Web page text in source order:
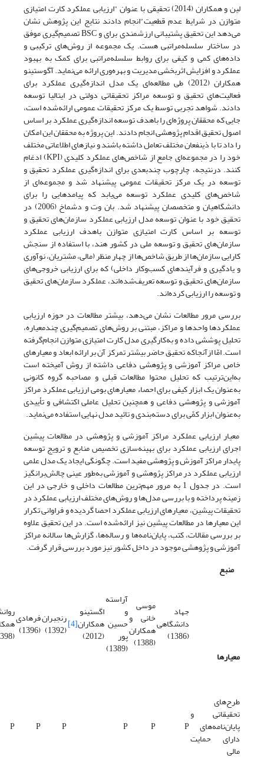
لین و همکاران (2014) تحقیقی با عنوان "ارزیابی عملکرد کارت امتیازی
متوازن در شرایط عدم قطعیت"انجام دادند نتایج این پژوهش نشان
می‌دهد این تحقیق پشتیبانی ارزشمندی برای و BSC تصمیم‌گیری موفق
در ساختار سلسله‌مراتبی هست. یک مجموعه از روش‌های ترکیبی و
داده‌های کمی و کیفی برای روابط سلسله‌مراتبی برای کمک به بهبود
عملکرد و افزایش اثربخشی مدیریت و بهره‌وری ارائه می‌نماید. آگوستینو
همکاران (2012) طی مطالعه‌ای یک مدل اندازه‌گیری عملکرد برای
فعالیت‌های تحقیق و توسعه مراکز تحقیقاتی دولتی در ایتالیا توسعه
دادند. شواهد تجربی توسط یک مرکز تحقیقات عمومی ارائه‌شده است،
جایی که محققان پروژه‌ای را باهدف توسعه اندازه‌گیری عملکرد بر اساس
اصول تحقیق اقدام پژوهشی انجام دادند. این پروژه به محققان این امکان
را داد تا با ذینفعان مختلف تعامل داشته باشند و نیازهای اطلاعاتی مختلف
خود را در مجموعه‌ای جامع از شاخص‌های عملکرد کلیدی (KPI) ادغام
کنند. درنتیجه، چارچوب چندبعدی برای اندازه‌گیری عملکرد تحقیق و
توسعه در یک مرکز تحقیقات عمومی پیشنهاد ‌شد و مجموعه‌ای از
شاخص‌های کلیدی عملکرد توسعه می‌یابد که پیامدهایی را برای
دانشگاهیان و متخصصان پیشنهاد شد. بان وت و دشماخ (2006) در
تحقیق خود با عنوان توسعه مدل ارزیابی عملکرد سازمان‌های تحقیق و
توسعه بر اساس کارت امتیازی متوازن باهدف ارزیابی عملکرد
سازمان‌های تحقیق و توسعه ملی در کشور هند، با استفاده از سنجش
کارایی سازمان‌ها از طریق شاخص‌ها از چهار منظر (مالی، مشتریان، نوآوری
و یادگیری و فرآیندهای کسب‌وکار داخلی) که برای ارزیابی خروجی‌های
سازمان‌های تحقیق و توسعه تعریف‌شده‌اند، عملکرد سازمان‌های تحقیق
و توسعه را ارزیابی کرده‌اند.
بررسی مرور مطالعات نشان می‌دهد، بیشتر مطالعات در حوزه ارزیابی
عملکردها واحدها و مراکز، مبتنی بر روش‌های تصمیم‌گیری چندمعیاره،
تحلیل پوششی داده و به‌کارگیری مدل کارت امتیازی متوازن انجام‌گرفته
است. امّا ازآنجاکه تحقیق حاضر بیشتر تمرکز آن بر ارائه ابعاد و معیارهای
خاص مراکز آموزشی و پژوهشی دفاعی داشته از روش آمیخته است
به‌این‌ترتیب که تحلیل محتوا مطالعات قبلی و مصاحبه گروه کانونی
به‌عنوان یک ابزار کیفی برای احصاء معیارهای بومی ارزیابی عملکرد مراکز
آموزشی و پژوهشی دفاعی و همچنین تحلیل عاملی اکتشافی و تأییدی
به‌عنوان ابزار کمّی برای دسته‌بندی و تائید مدل نهایی استفاده می‌نماید.
معیار ارزیابی عملکرد مراکز آموزشی و پژوهشی در مطالعات پیشین
اجرای ارزیابی عملکرد برای بهینه‌سازی تخصیص منابع و ترویج توسعه
پایدار مراکز آموزش و پژوهشی مفید است. چگونگی ایجاد یک مدل علمی
ارزیابی عملکرد در مراکز پژوهشی و آموزشی به‌طور عینی چالش‌برانگیز
است. در جدول 1 به ‌مرور مهم‌ترین مطالعات داخلی و خارجی در این
زمینه ‌پرداخته و با بررسی مدل‌ها و روش‌های مختلف ارزیابی عملکرد در
تحقیقات پیشین، معیارهای ارزیابی عملکرد احصا گردیده و فراوانی تکرار
این معیارها در مطالعات پیشین نیز ارائه‌شده است. در این تحقیق علاوه
بر بررسی مقالات، کتب، پایان‌نامه‌ها و رساله‌ها، گزارش‌ها سالانه مراکز
آموزشی و پژوهشی موجود در داخل کشور نیز مورد بررسی قرار گرفت.
منبع
معیارها
جهاد
دانشگاهی
(1386)
موسی
خانی و
همکاران
(1388)
آراسته
و
حسین
پور
(1389)
اگستینو
‌همکاران‌[4]
(2012)
رنجبران
(1392)
‌فرهادی
(1396)
(1398)
طرح‌های
تحقیقاتی و
پایان‌نامه‌های
دارای حمایت
مالی
P
P
P
P
P
P